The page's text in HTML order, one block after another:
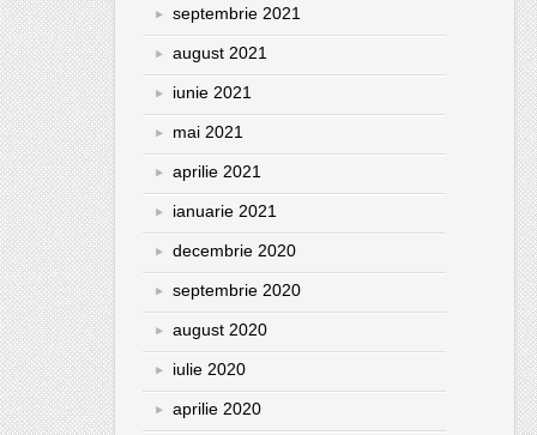
septembrie 2021
august 2021
iunie 2021
mai 2021
aprilie 2021
ianuarie 2021
decembrie 2020
septembrie 2020
august 2020
iulie 2020
aprilie 2020